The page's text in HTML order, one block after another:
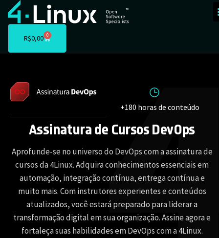
R$0,00 0
+180 horas de conteúdo
Assinatura de Cursos DevOps
Aprofunde-se no universo do DevOps com a assinatura de
cursos da 4Linux. Adquira conhecimentos essenciais em
automação, integração contínua, entrega contínua e
muito mais. Com instrutores experientes e conteúdos
atualizados, você estará preparado para liderar a
transformação digital em sua organização. Assine agora e
fortaleça suas habilidades em DevOps com a 4Linux.